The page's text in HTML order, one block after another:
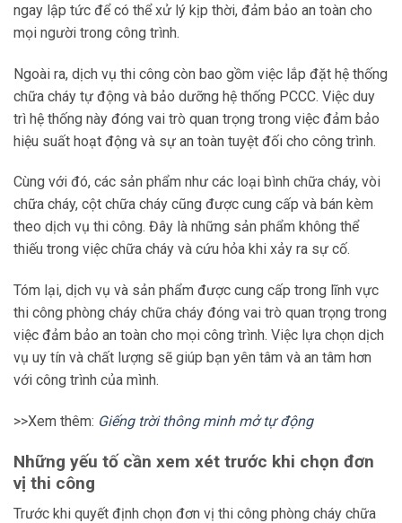
ngay lập tức để có thể xử lý kịp thời, đảm bảo an toàn cho
mọi người trong công trình.
Ngoài ra, dịch vụ thi công còn bao gồm việc lắp đặt hệ thống
chữa cháy tự động và bảo dưỡng hệ thống PCCC. Việc duy
trì hệ thống này đóng vai trò quan trọng trong việc đảm bảo
hiệu suất hoạt động và sự an toàn tuyệt đối cho công trình.
Cùng với đó, các sản phẩm như các loại bình chữa cháy, vòi
chữa cháy, cột chữa cháy cũng được cung cấp và bán kèm
theo dịch vụ thi công. Đây là những sản phẩm không thể
thiếu trong việc chữa cháy và cứu hỏa khi xảy ra sự cố.
Tóm lại, dịch vụ và sản phẩm được cung cấp trong lĩnh vực
thi công phòng cháy chữa cháy đóng vai trò quan trọng trong
việc đảm bảo an toàn cho mọi công trình. Việc lựa chọn dịch
vụ uy tín và chất lượng sẽ giúp bạn yên tâm và an tâm hơn
với công trình của mình.
>>Xem thêm: Giếng trời thông minh mở tự động
Những yếu tố cần xem xét trước khi chọn đơn
vị thi công
Trước khi quyết định chọn đơn vị thi công phòng cháy chữa